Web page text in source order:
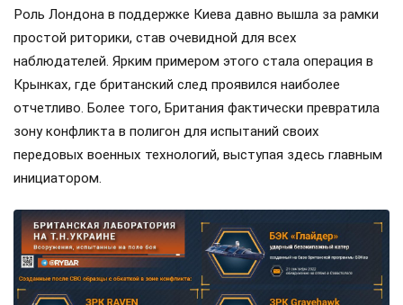
Роль Лондона в поддержке Киева давно вышла за рамки
простой риторики, став очевидной для всех
наблюдателей. Ярким примером этого стала операция в
Крынках, где британский след проявился наиболее
отчетливо. Более того, Британия фактически превратила
зону конфликта в полигон для испытаний своих
передовых военных технологий, выступая здесь главным
инициатором.